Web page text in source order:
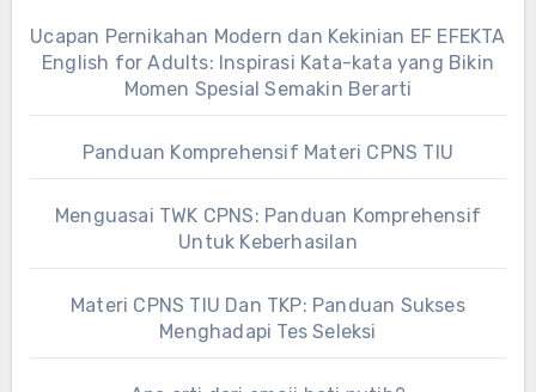
Ucapan Pernikahan Modern dan Kekinian EF EFEKTA
English for Adults: Inspirasi Kata-kata yang Bikin
Momen Spesial Semakin Berarti
Panduan Komprehensif Materi CPNS TIU
Menguasai TWK CPNS: Panduan Komprehensif
Untuk Keberhasilan
Materi CPNS TIU Dan TKP: Panduan Sukses
Menghadapi Tes Seleksi